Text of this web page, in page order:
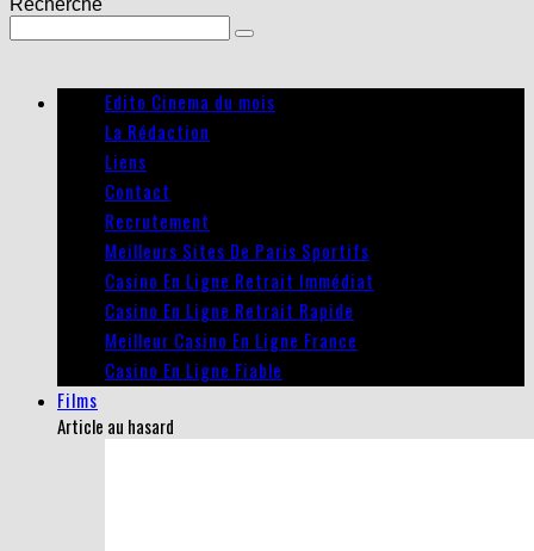
Recherche
Edito Cinema du mois
La Rédaction
Liens
Contact
Recrutement
Meilleurs Sites De Paris Sportifs
Casino En Ligne Retrait Immédiat
Casino En Ligne Retrait Rapide
Meilleur Casino En Ligne France
Casino En Ligne Fiable
Films
Article au hasard